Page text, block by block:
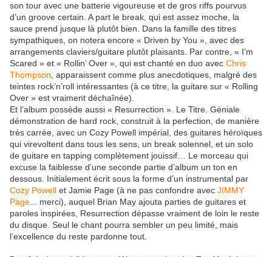
son tour avec une batterie vigoureuse et de gros riffs pourvus
d’un groove certain. A part le break, qui est assez moche, la
sauce prend jusque là plutôt bien. Dans la famille des titres
sympathiques, on notera encore « Driven by You », avec des
arrangements claviers/guitare plutôt plaisants. Par contre, « I’m
Scared » et « Rollin’ Over », qui est chanté en duo avec Chris
Thompson , apparaissent comme plus anecdotiques, malgré des
teintes rock’n’roll intéressantes (à ce titre, la guitare sur « Rolling
Over » est vraiment déchaînée).
Et l’album possède aussi « Resurrection ». Le Titre. Géniale
démonstration de hard rock, construit à la perfection, de manière
très carrée, avec un Cozy Powell impérial, des guitares héroïques
qui virevoltent dans tous les sens, un break solennel, et un solo
de guitare en tapping complètement jouissif… Le morceau qui
excuse la faiblesse d’une seconde partie d’album un ton en
dessous. Initialement écrit sous la forme d’un instrumental par
Cozy Powell et Jamie Page (à ne pas confondre avec JIMMY
Page ... merci), auquel Brian May ajouta parties de guitares et
paroles inspirées, Resurrection dépasse vraiment de loin le reste
du disque. Seul le chant pourra sembler un peu limité, mais
l’excellence du reste pardonne tout.